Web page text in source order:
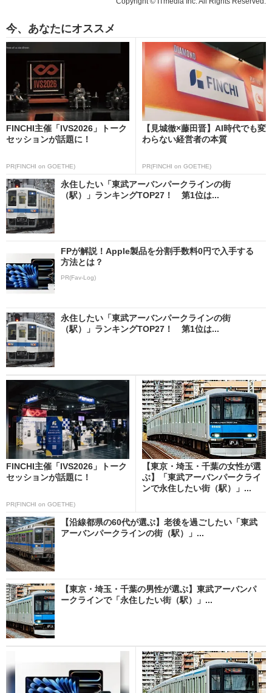
今、あなたにオススメ
FINCHI主催「IVS2026」トーク
セッションが話題に！
PR(FINCHI on GOETHE)
【見城徹×藤田晋】AI時代でも変
わらない経営者の本質
PR(FINCHI on GOETHE)
永住したい「東武アーバンパークラインの街
（駅）」ランキングTOP27！ 第1位は...
FPが解説！Apple製品を分割手数料0円で入手する
方法とは？
PR(Fav-Log)
永住したい「東武アーバンパークラインの街
（駅）」ランキングTOP27！ 第1位は...
FINCHI主催「IVS2026」トーク
セッションが話題に！
PR(FINCHI on GOETHE)
【東京・埼玉・千葉の女性が選
ぶ】「東武アーバンパークライ
ンで永住したい街（駅）」...
【沿線都県の60代が選ぶ】老後を過ごしたい「東武
アーバンパークラインの街（駅）」...
【東京・埼玉・千葉の男性が選ぶ】東武アーバンパ
ークラインで「永住したい街（駅）」...